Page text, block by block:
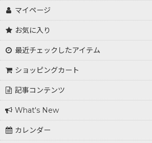
マイページ
お気に入り
最近チェックしたアイテム
ショッピングカート
記事コンテンツ
What's New
カレンダー